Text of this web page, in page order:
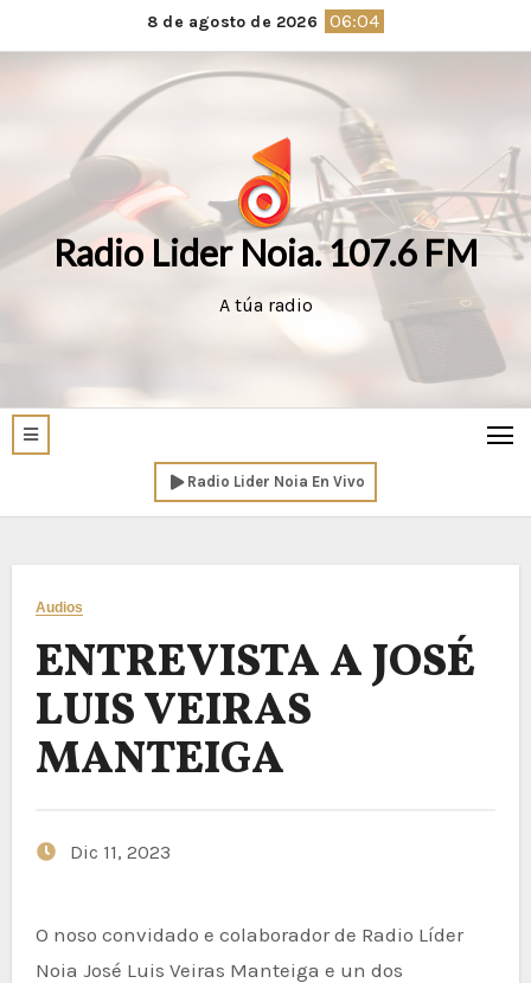
al
8 de agosto de 2026 06:04
Radio Lider Noia. 107.6 FM
A túa radio
Radio Lider Noia En Vivo
Audios
ENTREVISTA A JOSÉ
LUIS VEIRAS
MANTEIGA
Dic 11, 2023
O noso convidado e colaborador de Radio Líder
Noia José Luis Veiras Manteiga e un dos